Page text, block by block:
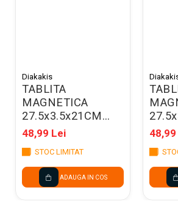
Diakakis
TABLITA
MAGNETICA
27.5x3.5x21CM
PENTRU SCRIS SI
DESENAT ORANGE
LUNA 623142
48,99 Lei
STOC LIMITAT
ADAUGA IN COS